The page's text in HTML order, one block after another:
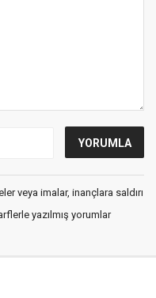
veya imalar, inançlara saldırı
yazılmış yorumlar